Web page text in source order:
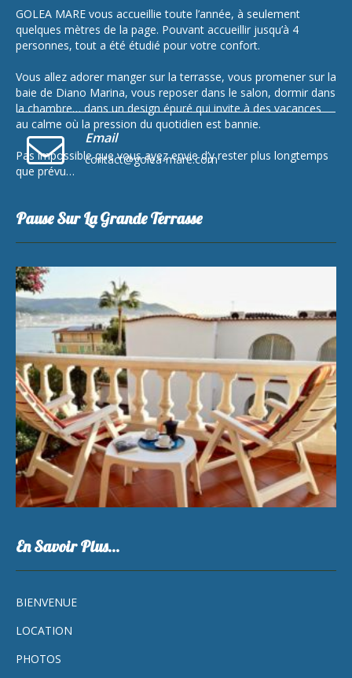
Email
contact@golea-mare.com
GOLEA MARE vous accueillie toute l’année, à seulement
quelques mètres de la page. Pouvant accueillir jusqu’à 4
personnes, tout a été étudié pour votre confort.
Vous allez adorer manger sur la terrasse, vous promener sur la
baie de Diano Marina, vous reposer dans le salon, dormir dans
la chambre… dans un design épuré qui invite à des vacances
au calme où la pression du quotidien est bannie.
Pas impossible que vous ayez envie d’y rester plus longtemps
que prévu…
Pause Sur La Grande Terrasse
En Savoir Plus…
BIENVENUE
LOCATION
PHOTOS